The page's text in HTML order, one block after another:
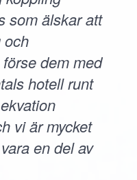
som älskar att
och
dem med
hotell runt
vi är mycket
en del av